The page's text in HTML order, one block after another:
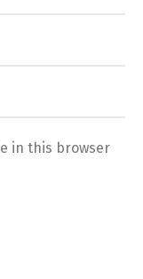
in this browser